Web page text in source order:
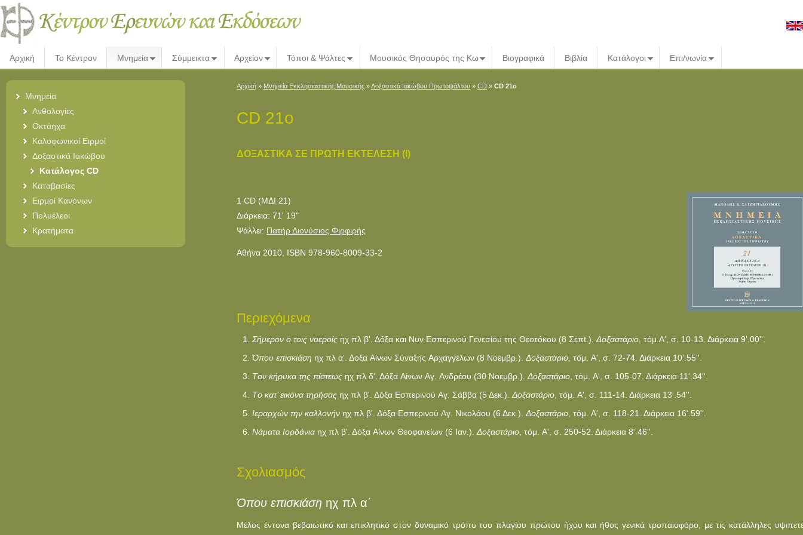
Αρχική Το Κέντρον Μνημεία Σύμμεικτα Αρχείον Τόποι & Ψάλτες Μουσικός Θησαυρός της Κω Βιογραφικά Βιβλία Κατάλογοι Επι/νωνία
Μνημεία
Ανθολογίες
Οκτάηχα
Καλοφωνικοί Ειρμοί
Δοξαστικά Ιακώβου
Κατάλογος CD
Καταβασίες
Ειρμοί Κανόνων
Πολυέλεοι
Κρατήματα
Αρχική » Μνημεία Εκκλησιαστικής Μουσικής »Δοξαστικά Ιακώβου Πρωτοψάλτου » CD » CD 21ο
CD 21ο
ΔΟΞΑΣΤΙΚΑ ΣΕ ΠΡΩΤΗ EΚΤΕΛΕΣΗ (Ι)
1 CD (ΜΔΙ 21)
Διάρκεια: 71' 19"
Ψάλλει: Πατήρ Διονύσιος Φιρφιρής
Αθήνα 2010, ISBN 978-960-8009-33-2
Περιεχόμενα
Σήμερον ο τοις νοεροίς ηχ πλ β'. Δόξα και Nυν Eσπερινού Γενεσίου της Θεοτόκου (8 Σεπt.). Δοξαστάριο , τόμ.A', σ. 10-13. Διάρκεια 9'.00''.
Όπου επισκιάση ηχ πλ α'. Δόξα Aίνων Σύναξης Aρχαγγέλων (8 Nοεμβρ.). Δοξαστάριο , τόμ. A', σ. 72-74. Διάρκεια 10'.55''.
Tον κήρυκα της πίστεως ηχ πλ δ'. Δόξα Aίνων Aγ. Aνδρέου (30 Nοεμβρ.). Δοξαστάριο , τόμ. A', σ. 105-07. Διάρκεια 11'.34''.
Tο κατ’ εικόνα τηρήσας ηχ πλ β'. Δόξα Eσπερινού Aγ. Σάββα (5 Δεκ.). Δοξαστάριο , τόμ. A', σ. 111-14. Διάρκεια 13'.54''.
Iεραρχών την καλλονήν ηχ πλ β'. Δόξα Eσπερινού Aγ. Nικολάου (6 Δεκ.). Δοξαστάριο , τόμ. A', σ. 118-21. Διάρκεια 16'.59''.
Nάματα Iορδάνια ηχ πλ β'. Δόξα Aίνων Θεοφανείων (6 Iαν.). Δοξαστάριο , τόμ. A', σ. 250-52. Διάρκεια 8'.46''.
Σχολιασμός
Όπου επισκιάση ηχ πλ α΄
Μέλος έντονα βεβαιωτικό και επικλητικό στον δυναμικό τρόπο του πλαγίου πρώτου ήχου και ήθος γενικά τροπαιοφόρο, με τις κατάλληλες